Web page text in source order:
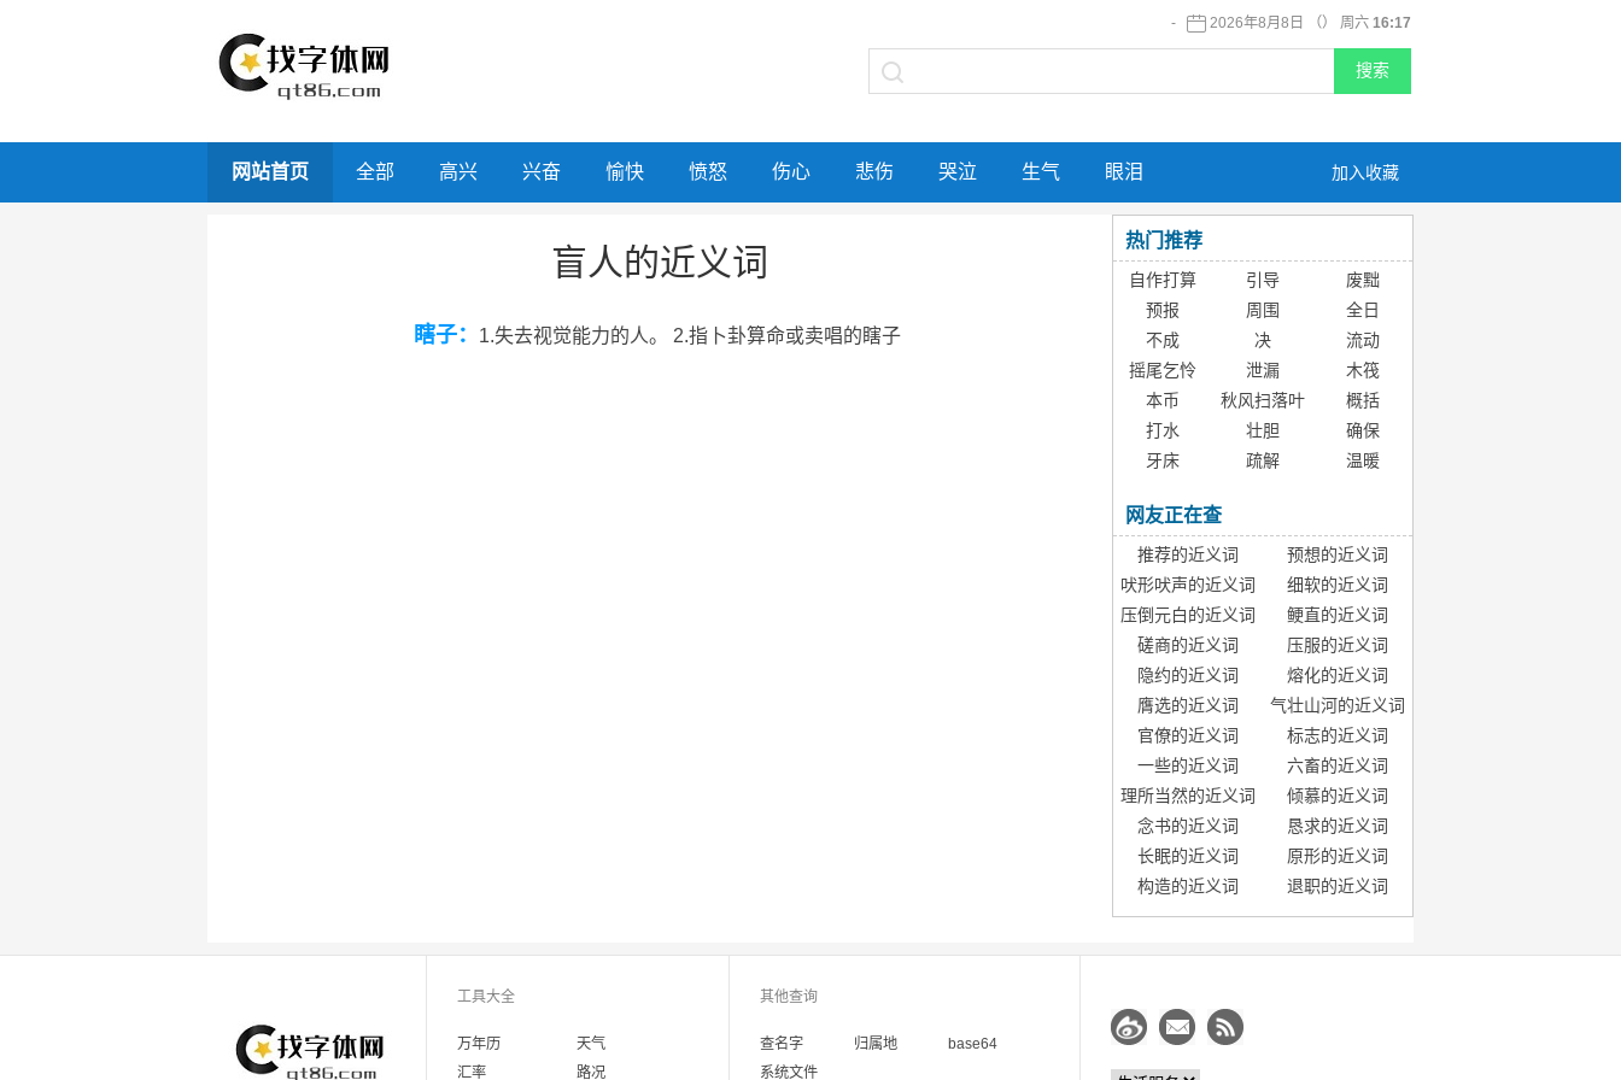
- 2026年8月8日 （） 周六 16:17
加入收藏
网站首页 全部 高兴 兴奋 愉快 愤怒 伤心 悲伤 哭泣 生气 眼泪
盲人的近义词
瞎子： 1.失去视觉能力的人。 2.指卜卦算命或卖唱的瞎子
热门推荐
自作打算 引导
废黜
预报
周围
全日
不成
决
流动
摇尾乞怜
泄漏
木筏
本币
秋风扫落叶
概括
打水
壮胆
确保
牙床
疏解 温暖
网友正在查
推荐的近义词
预想的近义词
吠形吠声的近义词
细软的近义词
压倒元白的近义词
鲠直的近义词
磋商的近义词
压服的近义词
隐约的近义词
熔化的近义词
膺选的近义词
气壮山河的近义词
官僚的近义词
标志的近义词
一些的近义词
六畜的近义词
理所当然的近义词
倾慕的近义词
念书的近义词
恳求的近义词
长眠的近义词
原形的近义词
构造的近义词
退职的近义词
工具大全
万年历
天气
汇率
路况
其他查询
查名字 归属地
base64
系统文件